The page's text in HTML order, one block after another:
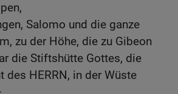
Salomo und die ganze
zu der Höhe, die zu Gibeon
die Stiftshütte Gottes, die
des HERRN, in der Wüste